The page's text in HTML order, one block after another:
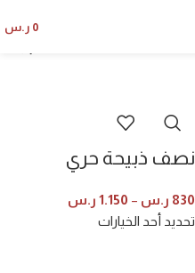
0 ر.س
نصف ذبيحة حري
830 ر.س –
1.150 ر.س
تحديد أحد الخيارات